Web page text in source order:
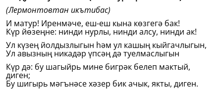
(Лермонтовтан икътибас)
И матур! Иренмәче, еш-еш кына көзгегә бак!
Күр йөзеңне: нинди нурлы, нинди алсу, нинди ак!
Ул күзең йолдызлыгын һәм ул кашың кыйгачлыгын,
Ул авызның никадәр үпсәң дә туелмаслыгын
Күр дә: бу шагыйрь мине бигрәк белеп мактый,
диген;
Бу шигырь мәгънәсе хәзер бик ачык, якты, диген.